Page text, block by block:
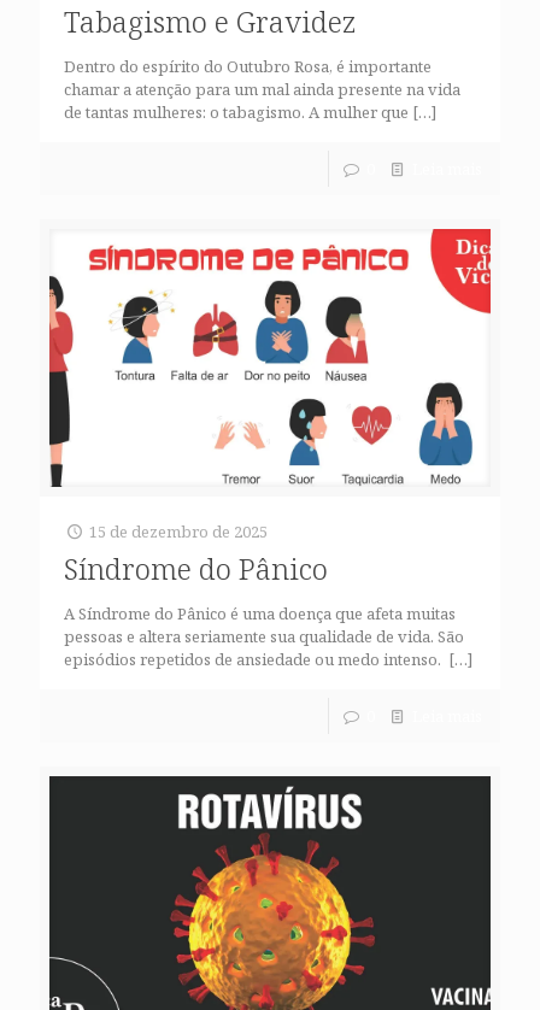
Tabagismo e Gravidez
Dentro do espírito do Outubro Rosa, é importante
chamar a atenção para um mal ainda presente na vida
de tantas mulheres: o tabagismo. A mulher que […]
15 de dezembro de 2025
Síndrome do Pânico
A Síndrome do Pânico é uma doença que afeta muitas
pessoas e altera seriamente sua qualidade de vida. São
episódios repetidos de ansiedade ou medo intenso. […]